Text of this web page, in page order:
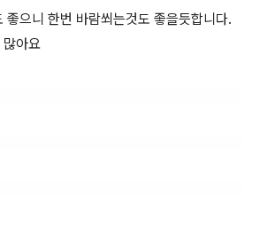
좋으니 한번 바람쐬는것도 좋을듯합니다.
많아요